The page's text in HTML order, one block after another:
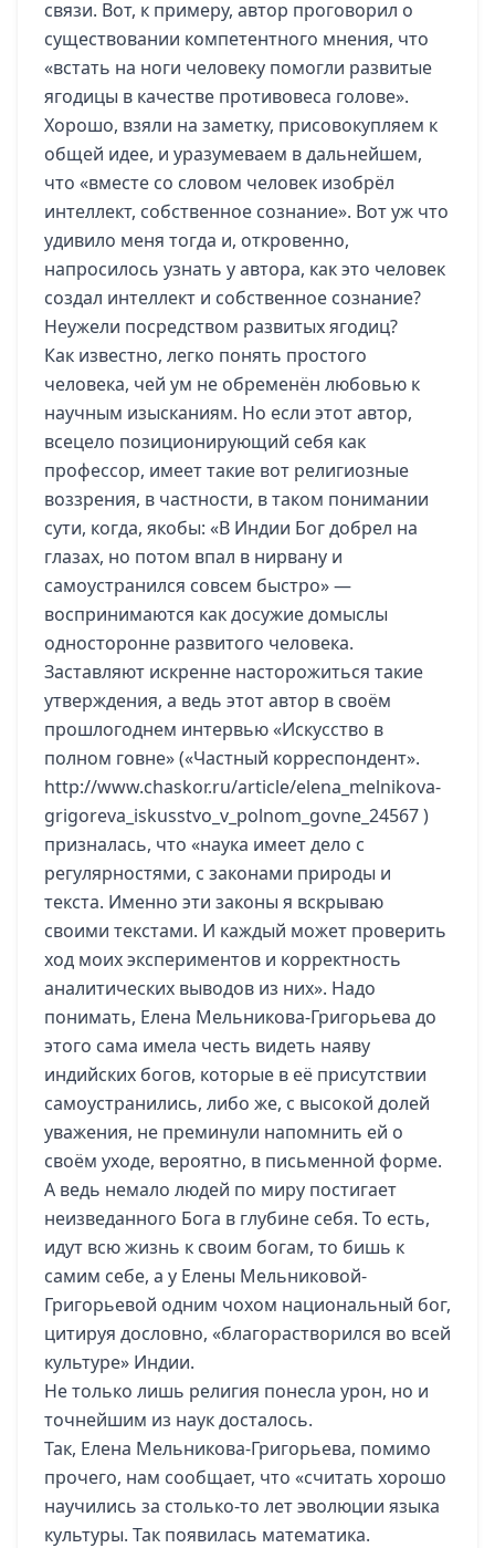
связи. Вот, к примеру, автор проговорил о
существовании компетентного мнения, что
«встать на ноги человеку помогли развитые
ягодицы в качестве противовеса голове».
Хорошо, взяли на заметку, присовокупляем к
общей идее, и уразумеваем в дальнейшем,
что «вместе со словом человек изобрёл
интеллект, собственное сознание». Вот уж что
удивило меня тогда и, откровенно,
напросилось узнать у автора, как это человек
создал интеллект и собственное сознание?
Неужели посредством развитых ягодиц?
Как известно, легко понять простого
человека, чей ум не обременён любовью к
научным изысканиям. Но если этот автор,
всецело позиционирующий себя как
профессор, имеет такие вот религиозные
воззрения, в частности, в таком понимании
сути, когда, якобы: «В Индии Бог добрел на
глазах, но потом впал в нирвану и
самоустранился совсем быстро» —
воспринимаются как досужие домыслы
односторонне развитого человека.
Заставляют искренне насторожиться такие
утверждения, а ведь этот автор в своём
прошлогоднем интервью «Искусство в
полном говне» («Частный корреспондент».
http://www.chaskor.ru/article/elena_melnikova-
grigoreva_iskusstvo_v_polnom_govne_24567)
призналась, что «наука имеет дело с
регулярностями, с законами природы и
текста. Именно эти законы я вскрываю
своими текстами. И каждый может проверить
ход моих экспериментов и корректность
аналитических выводов из них». Надо
понимать, Елена Мельникова-Григорьева до
этого сама имела честь видеть наяву
индийских богов, которые в её присутствии
самоустранились, либо же, с высокой долей
уважения, не преминули напомнить ей о
своём уходе, вероятно, в письменной форме.
А ведь немало людей по миру постигает
неизведанного Бога в глубине себя. То есть,
идут всю жизнь к своим богам, то бишь к
самим себе, а у Елены Мельниковой-
Григорьевой одним чохом национальный бог,
цитируя дословно, «благорастворился во всей
культуре» Индии.
Не только лишь религия понесла урон, но и
точнейшим из наук досталось.
Так, Елена Мельникова-Григорьева, помимо
прочего, нам сообщает, что «считать хорошо
научились за столько-то лет эволюции языка
культуры. Так появилась математика.